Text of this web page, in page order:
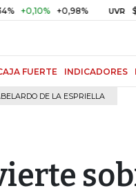
+0,98% UVR $ 416,96
FUERTE INDICADORES
DE LA ESPRIELLA